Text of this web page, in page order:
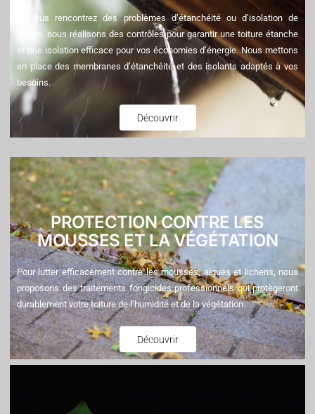
Si vous rencontrez des problèmes d’étanchéité ou d’isolation de
toiture, nous réalisons des contrôles pour garantir une toiture étanche
et une isolation efficace pour vos économies d’énergie. Nous mettons
en place des membranes d’étanchéité et des isolants adaptés à vos
besoins.
Découvrir
PROTECTION CONTRE LES
MOUSSES ET LA VÉGÉTATION
Pour lutter efficacement contre les mousses, algues et lichens, nous
proposons des traitements fongicides professionnels qui protègeront
durablement votre toiture de l’humidité et de la végétation.
Découvrir